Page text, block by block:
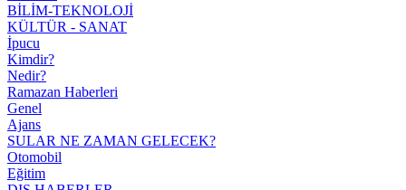
BİLİM-TEKNOLOJİ
KÜLTÜR - SANAT
İpucu
Kimdir?
Nedir?
Ramazan Haberleri
Genel
Ajans
SULAR NE ZAMAN GELECEK?
Otomobil
Eğitim